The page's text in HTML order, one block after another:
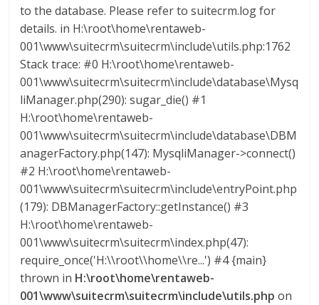
to the database. Please refer to suitecrm.log for
details. in H:\root\home\rentaweb-
001\www\suitecrm\suitecrm\include\utils.php:1762
Stack trace: #0 H:\root\home\rentaweb-
001\www\suitecrm\suitecrm\include\database\Mysq
liManager.php(290): sugar_die() #1
H:\root\home\rentaweb-
001\www\suitecrm\suitecrm\include\database\DBM
anagerFactory.php(147): MysqliManager->connect()
#2 H:\root\home\rentaweb-
001\www\suitecrm\suitecrm\include\entryPoint.php
(179): DBManagerFactory::getInstance() #3
H:\root\home\rentaweb-
001\www\suitecrm\suitecrm\index.php(47):
require_once('H:\\root\\home\\re...') #4 {main}
thrown in H:\root\home\rentaweb-
001\www\suitecrm\suitecrm\include\utils.php on